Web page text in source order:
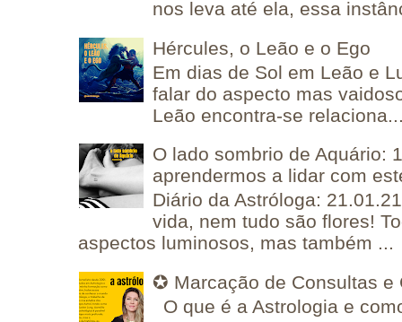
nos leva até ela, essa
Hércules, o Leão e o Ego
Em dias de Sol em Leão e
falar do aspecto mas
Leão encontra-se
O lado sombrio de Aquário:
aprendermos a lidar com
Diário da Astróloga:
vida, nem tudo são flores!
aspectos luminosos, mas também ...
✪ Marcação de Consultas e
O que é a Astrologia e